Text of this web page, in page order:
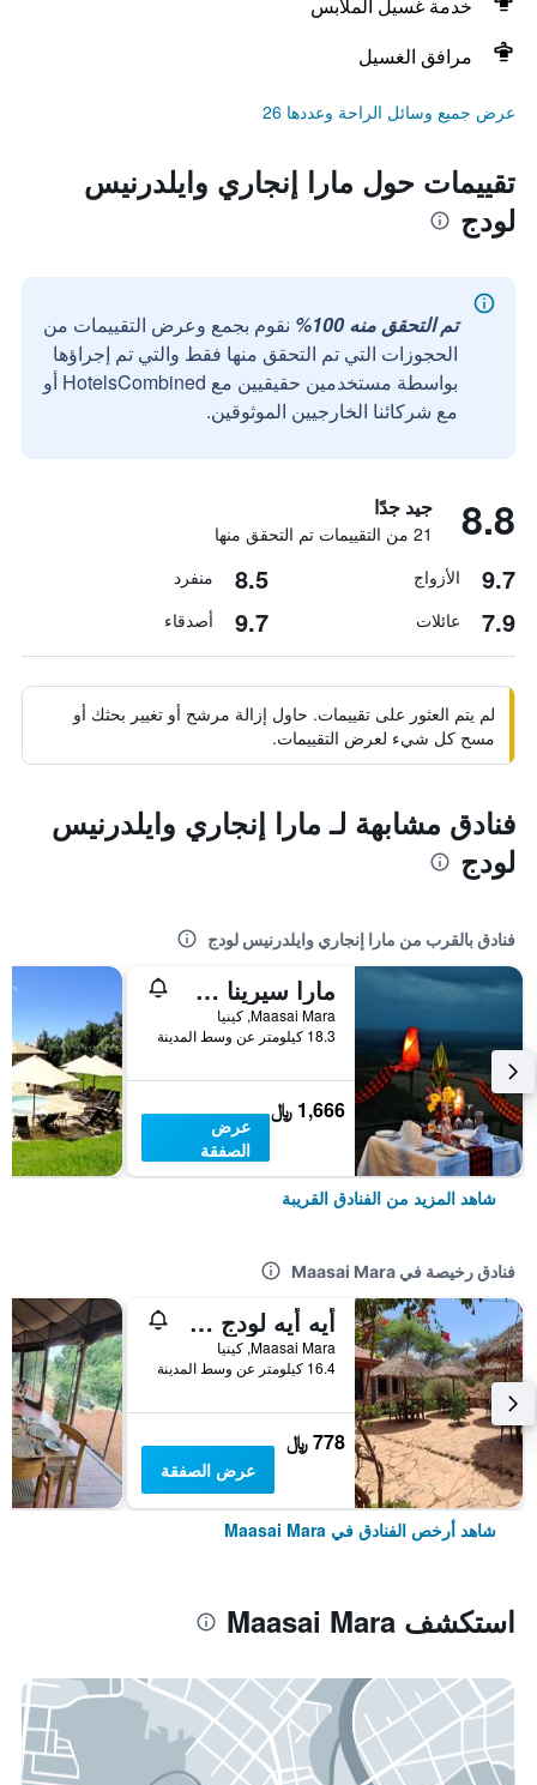
مرافق الغسيل
عرض جميع وسائل الراحة وعددها 26
تقييمات حول مارا إنجاري وايلدرنيس
لودج
تم التحقق منه 100%
نقوم بجمع وعرض التقييمات من
الحجوزات التي تم التحقق منها فقط والتي تم إجراؤها
بواسطة مستخدمين حقيقيين مع HotelsCombined أو
مع شركائنا الخارجيين الموثوقين.
8.8 جيد جدًا
21 من التقييمات تم التحقق منها
9.7 الأزواج 8.5 منفرد
7.9 عائلات 9.7 أصدقاء
لم يتم العثور على تقييمات. حاول إزالة مرشح أو تغيير بحثك أو
مسح كل شيء لعرض التقييمات.
فنادق مشابهة لـ مارا إنجاري وايلدرنيس
لودج
فنادق بالقرب من مارا إنجاري وايلدرنيس لودج
مارا سيرينا سافاري لودج
Maasai Mara, كينيا
18.3 كيلومتر عن وسط المدينة
1,666 ﷼
عرض
الصفقة
شاهد المزيد من الفنادق القريبة
فنادق رخيصة في Maasai Mara
أيه أيه لودج ماساي مارا
Maasai Mara, كينيا
16.4 كيلومتر عن وسط المدينة
778 ﷼
عرض الصفقة
شاهد أرخص الفنادق في Maasai Mara
استكشف Maasai Mara